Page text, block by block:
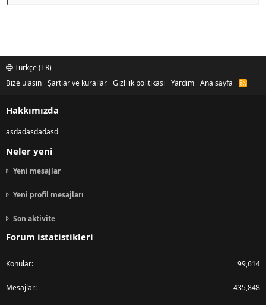
Türkçe (TR)
Bize ulaşın Şartlar ve kurallar Gizlilik politikası Yardım Ana sayfa
R
S
Hakkımızda
asdadasdadasd
Neler yeni
Yeni mesajlar
Yeni profil mesajları
Son aktivite
Forum istatistikleri
Konular 99,614
Mesajlar 435,848